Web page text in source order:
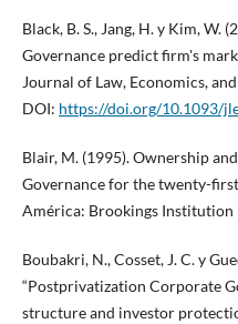
Black, B. S., Jang, H. y Kim, W.
Governance predict firm's
Journal of Law, Economics,
DOI: https://doi.org/10.1093/
Blair, M. (1995). Ownership
Governance for the twenty-
América: Brookings Institution
Boubakri, N., Cosset, J. C. y
“Postprivatization Corporate
structure and investor